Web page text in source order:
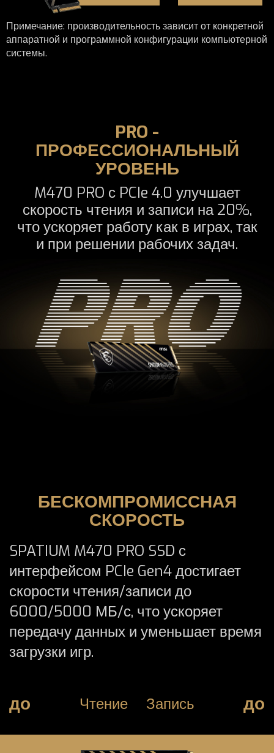
Примечание: производительность зависит от конкретной
аппаратной и программной конфигурации компьютерной
системы.
PRO -
ПРОФЕССИОНАЛЬНЫЙ
УРОВЕНЬ
M470 PRO с PCIe 4.0 улучшает
скорость чтения и записи на 20%,
что ускоряет работу как в играх, так
и при решении рабочих задач.
БЕСКОМПРОМИССНАЯ
СКОРОСТЬ
SPATIUM M470 PRO SSD с
интерфейсом PCIe Gen4 достигает
скорости чтения/записи до
6000/5000 МБ/с, что ускоряет
передачу данных и уменьшает время
загрузки игр.
до Чтение Запись до